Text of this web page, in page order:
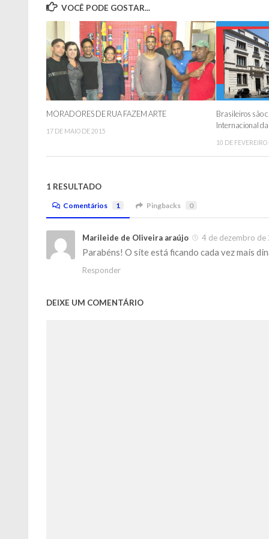
VOCÊ PODE GOSTAR...
MORADORES DE RUA FAZEM ARTE
17 DE MAIO DE 2015
Brasileiros são
Internacional da
10 DE
1 RESULTADO
Comentários 1 Pingbacks 0
Marileide de Oliveira araújo 4 de dezembro de
Parabéns! O site está ficando cada vez mais
Responder
DEIXE UM COMENTÁRIO